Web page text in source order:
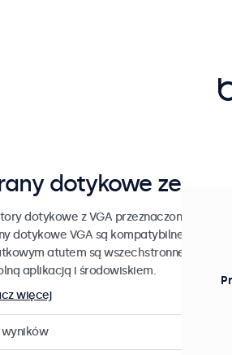
dotykowe ze
dotykowe z VGA przeznaczone do
dotykowe VGA są kompatybilne z
atutem są wszechstronne opcje
aplikacją i środowiskiem.
więcej
wyników